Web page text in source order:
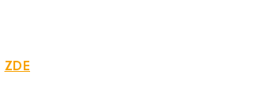
ZDE